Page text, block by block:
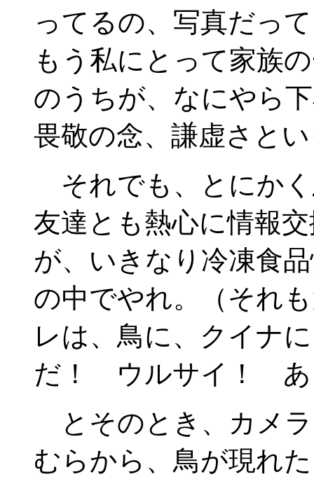
ってるの、写真だっ
もう私にとって家族
のうちが、なにやら
畏敬の念、謙虚さと
それでも、とにか
友達とも熱心に情報
が、いきなり冷凍食
の中でやれ。（それ
レは、鳥に、クイナ
だ！ ウルサイ！ あ
とそのとき、カメ
むらから、鳥が現れ